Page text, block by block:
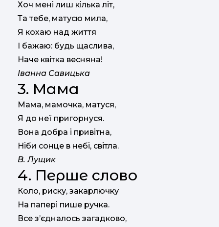
Хоч мені лиш кілька літ,
Та тебе, матусю мила,
Я кохаю над життя
І бажаю: будь щаслива,
Наче квітка весняна!
Іванна Савицька
3. Мама
Мама, мамочка, матуся,
Я до неї пригорнуся.
Вона добра і привітна,
Ніби сонце в небі, світла.
В. Лущик
4. Перше слово
Коло, риску, закарлючку
На папері пише ручка.
Все з’єдналось загадково,